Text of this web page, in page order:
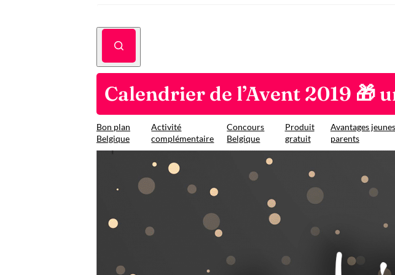
Calendrier de l’Avent 2019 🎁
Bon plan
Belgique
Activité
complémentaire
Concours
Belgique
Produit
gratuit
Avantages jeunes
parents